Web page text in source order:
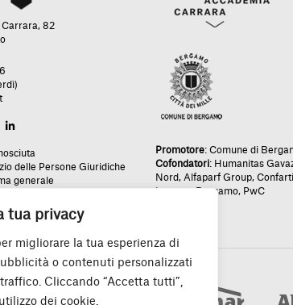
tua privacy
migliorare la tua esperienza di
o contenuti personalizzati
Cliccando “Accetta tutti”,
dei cookie.
Carrara, 82
delle Persone Giuridiche
generale
Promotore: Comune di
Cofondatori: Humanitas
Nord, Alfaparf Group,
Imprese Bergamo, PwC